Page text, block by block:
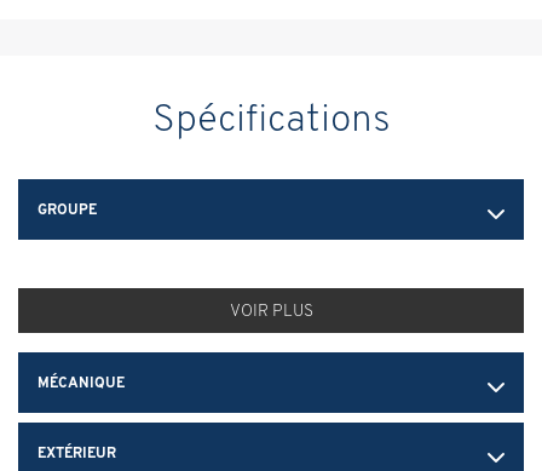
Spécifications
GROUPE
VOIR PLUS
MÉCANIQUE
EXTÉRIEUR